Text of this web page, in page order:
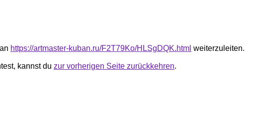
https://artmaster-kuban.ru/F2T79Ko/HLSgDQK.html weiterzuleiten.
kannst du zur vorherigen Seite zurückkehren.